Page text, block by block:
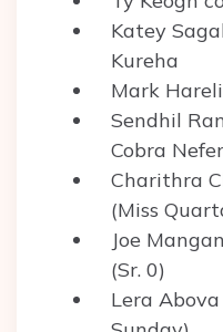
Katey
Kureha
Mark
Sendhil
Cobra
Charithra
(Miss
Joe
(Sr. 0)
Lera